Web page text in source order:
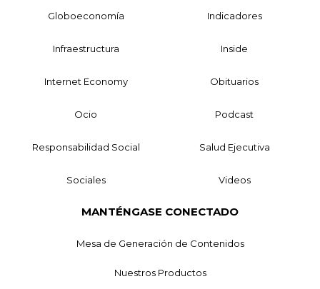
Globoeconomía Indicadores
Infraestructura Inside
Internet Economy Obituarios
Ocio Podcast
Responsabilidad Social Salud Ejecutiva
Sociales Videos
MANTÉNGASE CONECTADO
Mesa de Generación de Contenidos
Nuestros Productos